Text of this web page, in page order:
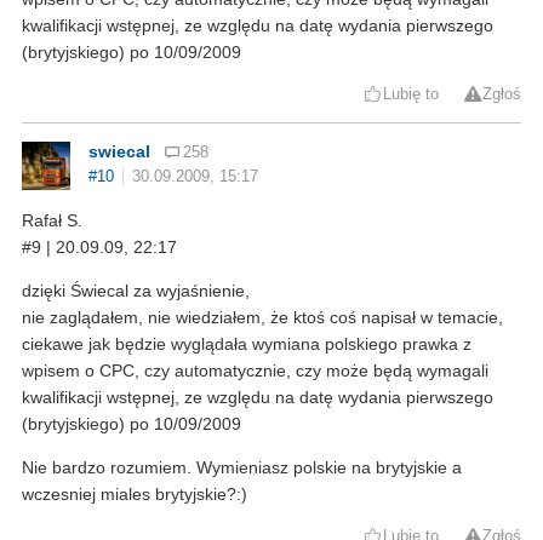
kwalifikacji wstępnej, ze względu na datę wydania pierwszego
(brytyjskiego) po 10/09/2009
Lubię to Zgłoś
swiecal
258
#10
30.09.2009, 15:17
Rafał S.
#9 | 20.09.09, 22:17
dzięki Świecal za wyjaśnienie,
nie zaglądałem, nie wiedziałem, że ktoś coś napisał w temacie,
ciekawe jak będzie wyglądała wymiana polskiego prawka z
wpisem o CPC, czy automatycznie, czy może będą wymagali
kwalifikacji wstępnej, ze względu na datę wydania pierwszego
(brytyjskiego) po 10/09/2009
Nie bardzo rozumiem. Wymieniasz polskie na brytyjskie a
wczesniej miales brytyjskie?:)
Lubię to Zgłoś